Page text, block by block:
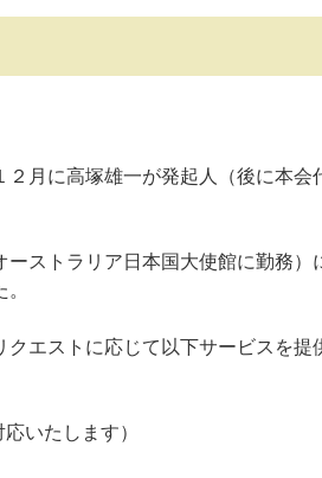
月に高塚雄一が発起人（後に本会
ストラリア日本国大使館に勤務）
エストに応じて以下サービスを提
いたします）